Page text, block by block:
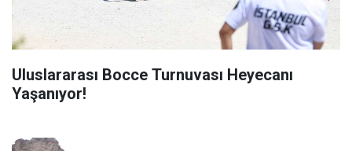
Uluslararası Bocce Turnuvası Heyecanı
Yaşanıyor!